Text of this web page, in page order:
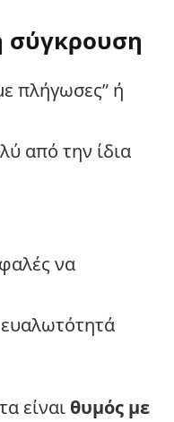
σύγκρουση
πλήγωσες” ή
από την ίδια
να
είναι θυμός με